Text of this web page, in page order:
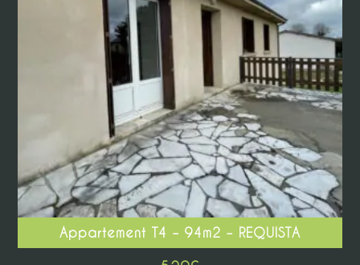
Appartement T4 – 94m2 – REQUISTA